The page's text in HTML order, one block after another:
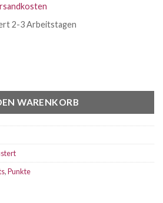
2-3 Arbeitstagen
WARENKORB
,Punkte